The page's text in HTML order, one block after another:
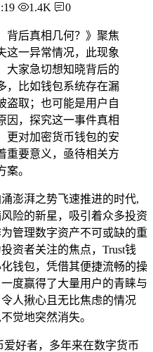
1.4K 0
背后真相几何？》聚焦
这一异常情况，此现象
大家急切想知晓背后的
，比如钱包系统存在漏
盗取；也可能是用户自
因，探究这一事件真相
更对加密货币钱包的安
重要意义，亟待相关方
。
澎湃之势飞速推进的时代,
险的新星，吸引着众多投资
管理数字资产不可或缺的重
资者关注的焦点，Trust钱
钱包，凭借其便捷流畅的操
度赢得了大量用户的青睐与
人揪心且无比焦虑的情况
觉地突然消失。
好者，多年来在数字货币